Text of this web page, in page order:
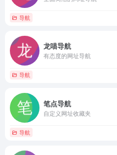
导航
龙喵导航
有态度的网址导航
导航
笔点导航
自定义网址收藏夹
导航